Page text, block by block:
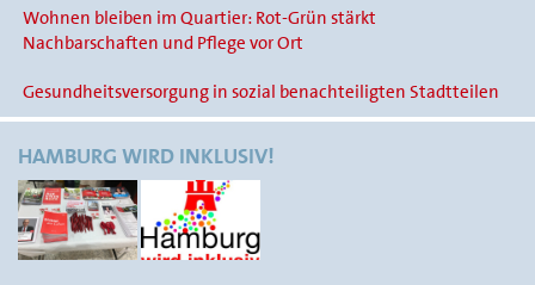
Wohnen bleiben im Quartier: Rot-Grün stärkt
Nachbarschaften und Pflege vor Ort
Gesundheitsversorgung in sozial benachteiligten Stadtteilen
HAMBURG WIRD INKLUSIV!